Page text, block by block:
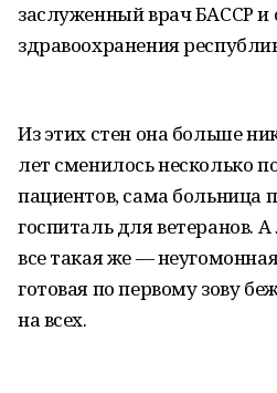
заслуженный врач БАССР и
здравоохранения
Из этих стен она больше
лет сменилось несколько
пациентов, сама больница
госпиталь для ветеранов.
все такая же —
готовая по первому зову
на всех.